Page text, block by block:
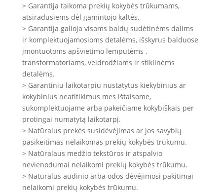
> Garantija taikoma prekių kokybės trūkumams,
atsiradusiems dėl gamintojo kaltės.
> Garantija galioja visoms baldų sudėtinėms dalims
ir komplektuojamosioms detalėms, išskyrus balduose
įmontuotoms apšvietimo lemputėms ,
transformatoriams, veidrodžiams ir stiklinėms
detalėms.
> Garantiniu laikotarpiu nustatytus kiekybinius ar
kokybinius neatitikimus mes ištaisome,
sukomplektuojame arba pakeičiame kokybiškais per
protingai numatytą laikotarpį.
> Natūralus prekės susidėvėjimas ar jos savybių
pasikeitimas nelaikomas prekių kokybės trūkumu.
> Natūralaus medžio tekstūros ir atspalvio
nevienodumai nelaikomi prekių kokybės trūkumu.
> Natūralūs audinio arba odos dėvėjimosi pakitimai
nelaikomi prekių kokybės trūkumu.